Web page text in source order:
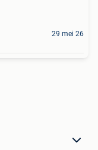
29 mei 26